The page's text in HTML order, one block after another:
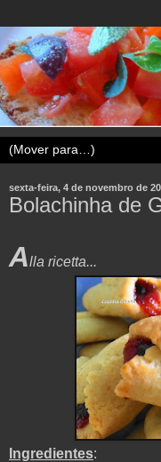
sexta-feira, 4 de novembro de
Bolachinha de
Alla ricetta...
Ingredientes: